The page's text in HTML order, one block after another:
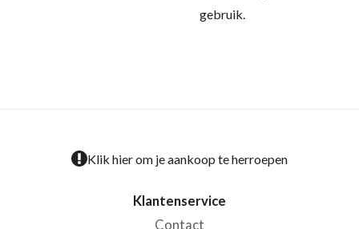
gebruik.
Klik hier om je aankoop te herroepen
Klantenservice
Contact